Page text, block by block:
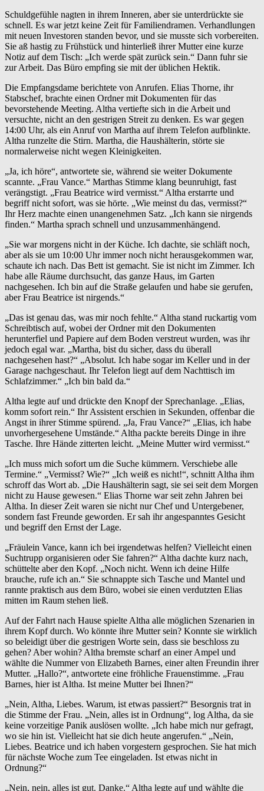
Schuldgefühle nagten in ihrem Inneren, aber sie unterdrückte sie
schnell. Es war jetzt keine Zeit für Familiendramen. Verhandlungen
mit neuen Investoren standen bevor, und sie musste sich vorbereiten.
Sie aß hastig zu Frühstück und hinterließ ihrer Mutter eine kurze
Notiz auf dem Tisch: „Ich werde spät zurück sein.“ Dann fuhr sie
zur Arbeit. Das Büro empfing sie mit der üblichen Hektik.
Die Empfangsdame berichtete von Anrufen. Elias Thorne, ihr
Stabschef, brachte einen Ordner mit Dokumenten für das
bevorstehende Meeting. Altha vertiefte sich in die Arbeit und
versuchte, nicht an den gestrigen Streit zu denken. Es war gegen
14:00 Uhr, als ein Anruf von Martha auf ihrem Telefon aufblinkte.
Altha runzelte die Stirn. Martha, die Haushälterin, störte sie
normalerweise nicht wegen Kleinigkeiten.
„Ja, ich höre“, antwortete sie, während sie weiter Dokumente
scannte. „Frau Vance.“ Marthas Stimme klang beunruhigt, fast
verängstigt. „Frau Beatrice wird vermisst.“ Altha erstarrte und
begriff nicht sofort, was sie hörte. „Wie meinst du das, vermisst?“
Ihr Herz machte einen unangenehmen Satz. „Ich kann sie nirgends
finden.“ Martha sprach schnell und unzusammenhängend.
„Sie war morgens nicht in der Küche. Ich dachte, sie schläft noch,
aber als sie um 10:00 Uhr immer noch nicht herausgekommen war,
schaute ich nach. Das Bett ist gemacht. Sie ist nicht im Zimmer. Ich
habe alle Räume durchsucht, das ganze Haus, im Garten
nachgesehen. Ich bin auf die Straße gelaufen und habe sie gerufen,
aber Frau Beatrice ist nirgends.“
„Das ist genau das, was mir noch fehlte.“ Altha stand ruckartig vom
Schreibtisch auf, wobei der Ordner mit den Dokumenten
herunterfiel und Papiere auf dem Boden verstreut wurden, was ihr
jedoch egal war. „Martha, bist du sicher, dass du überall
nachgesehen hast?“ „Absolut. Ich habe sogar im Keller und in der
Garage nachgeschaut. Ihr Telefon liegt auf dem Nachttisch im
Schlafzimmer.“ „Ich bin bald da.“
Altha legte auf und drückte den Knopf der Sprechanlage. „Elias,
komm sofort rein.“ Ihr Assistent erschien in Sekunden, offenbar die
Angst in ihrer Stimme spürend. „Ja, Frau Vance?“ „Elias, ich habe
unvorhergesehene Umstände.“ Altha packte bereits Dinge in ihre
Tasche. Ihre Hände zitterten leicht. „Meine Mutter wird vermisst.“
„Ich muss mich sofort um die Suche kümmern. Verschiebe alle
Termine.“ „Vermisst? Wie?“ „Ich weiß es nicht!“, schnitt Altha ihm
schroff das Wort ab. „Die Haushälterin sagt, sie sei seit dem Morgen
nicht zu Hause gewesen.“ Elias Thorne war seit zehn Jahren bei
Altha. In dieser Zeit waren sie nicht nur Chef und Untergebener,
sondern fast Freunde geworden. Er sah ihr angespanntes Gesicht
und begriff den Ernst der Lage.
„Fräulein Vance, kann ich bei irgendetwas helfen? Vielleicht einen
Suchtrupp organisieren oder Sie fahren?“ Altha dachte kurz nach,
schüttelte aber den Kopf. „Noch nicht. Wenn ich deine Hilfe
brauche, rufe ich an.“ Sie schnappte sich Tasche und Mantel und
rannte praktisch aus dem Büro, wobei sie einen verdutzten Elias
mitten im Raum stehen ließ.
Auf der Fahrt nach Hause spielte Altha alle möglichen Szenarien in
ihrem Kopf durch. Wo könnte ihre Mutter sein? Konnte sie wirklich
so beleidigt über die gestrigen Worte sein, dass sie beschloss zu
gehen? Aber wohin? Altha bremste scharf an einer Ampel und
wählte die Nummer von Elizabeth Barnes, einer alten Freundin ihrer
Mutter. „Hallo?“, antwortete eine fröhliche Frauenstimme. „Frau
Barnes, hier ist Altha. Ist meine Mutter bei Ihnen?“
„Nein, Altha, Liebes. Warum, ist etwas passiert?“ Besorgnis trat in
die Stimme der Frau. „Nein, alles ist in Ordnung“, log Altha, da sie
keine vorzeitige Panik auslösen wollte. „Ich habe mich nur gefragt,
wo sie hin ist. Vielleicht hat sie dich heute angerufen.“ „Nein,
Liebes. Beatrice und ich haben vorgestern gesprochen. Sie hat mich
für nächste Woche zum Tee eingeladen. Ist etwas nicht in
Ordnung?“
„Nein, nein, alles ist gut. Danke.“ Altha legte auf und wählte die